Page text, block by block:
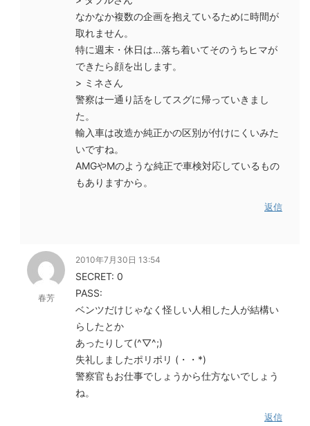
なかなか複数の企画を抱えているために時間が
取れません。
特に週末・休日は…落ち着いてそのうちヒマが
できたら顔を出します。
> ミネさん
警察は一通り話をしてスグに帰っていきまし
た。
輸入車は改造か純正かの区別が付けにくいみた
いですね。
AMGやMのような純正で車検対応しているもの
もありますから。
返信
春芳
2010年7月30日 13:54
SECRET: 0
PASS:
ベンツだけじゃなく怪しい人相した人が結構い
らしたとか
あったりして(^▽^;)
失礼しましたポリポリ (・・*)ゞ
警察官もお仕事でしょうから仕方ないでしょう
ね。
返信